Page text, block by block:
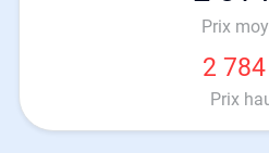
Prix
2
Prix